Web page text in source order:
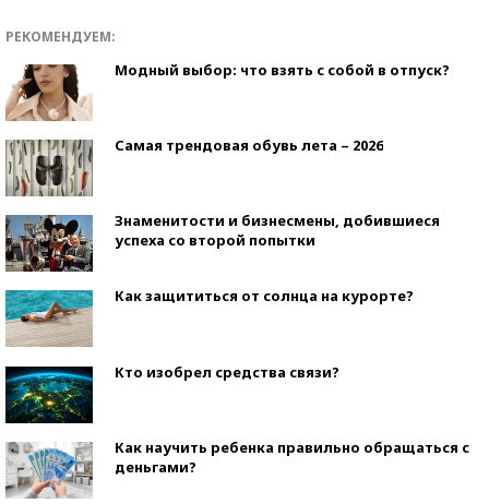
РЕКОМЕНДУЕМ:
Модный выбор: что взять с собой в отпуск?
Самая трендовая обувь лета – 2026
Знаменитости и бизнесмены, добившиеся
успеха со второй попытки
Как защититься от солнца на курорте?
Кто изобрел средства связи?
Как научить ребенка правильно обращаться с
деньгами?